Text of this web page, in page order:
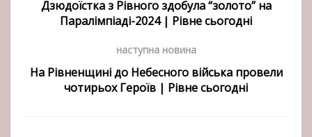
Дзюдоїстка з Рівного здобула “золото” на
Паралімпіаді-2024 | Рівне сьогодні
наступна новина
На Рівненщині до Небесного війська провели
чотирьох Героїв | Рівне сьогодні